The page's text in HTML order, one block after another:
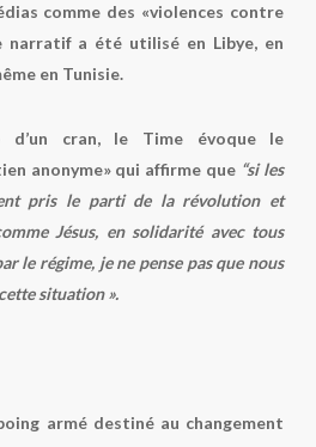
comme des «violences contre
narratif a été utilisé en Libye, en
en Tunisie.
d’un cran, le Time évoque le
anonyme» qui affirme que “si les
pris le parti de la révolution et
Jésus, en solidarité avec tous
le régime, je ne pense pas que nous
situation ».
armé destiné au changement